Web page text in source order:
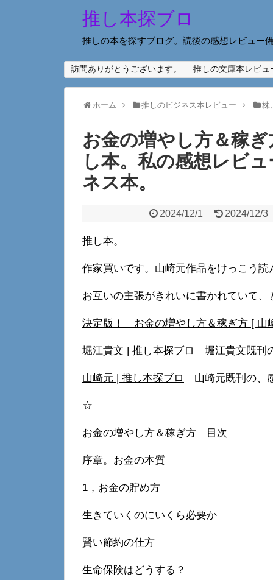
推し本探ブロ
推しの本を探すブログ。読後の感想レビュー
訪問ありがとうございます。 推しの文庫本レビュ
ホーム 推しのビジネス本レビュー 株
お金の増やし方＆稼
し本。私の感想レビ
ネス本。
2024/12/1 2024/12/3
推し本。
作家買いです。山崎元作品をけっこう
お互いの主張がきれいに書かれていて
決定版！ お金の増やし方＆稼ぎ方 [ 山
堀江貴文 | 推し本探ブロ 堀江貴文既刊
山崎元 | 推し本探ブロ 山崎元既刊の、
☆
お金の増やし方＆稼ぎ方 目次
序章。お金の本質
1，お金の貯め方
生きていくのにいくら必要か
賢い節約の仕方
生命保険はどうする？